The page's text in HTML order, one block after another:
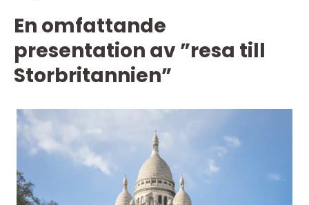
En omfattande
presentation av ”resa till
Storbritannien”